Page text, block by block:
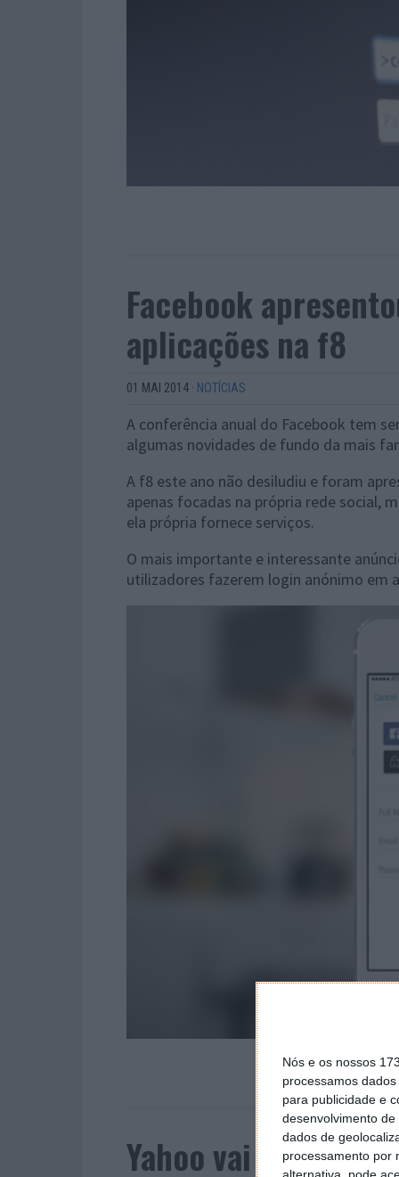
Nós e os nossos
processamos
para publicidade e
desenvolvimento de
dados de
processamento por
Facebook
aplicações na f8
01 MAI 2014 · NOTÍCIAS
A conferência anual do Facebook tem
algumas novidades de fundo da mais
A f8 este ano não desiludiu e foram
apenas focadas na própria rede social,
ela própria fornece serviços.
O mais importante e interessante
utilizadores fazerem login anónimo em
Yahoo vai proibir